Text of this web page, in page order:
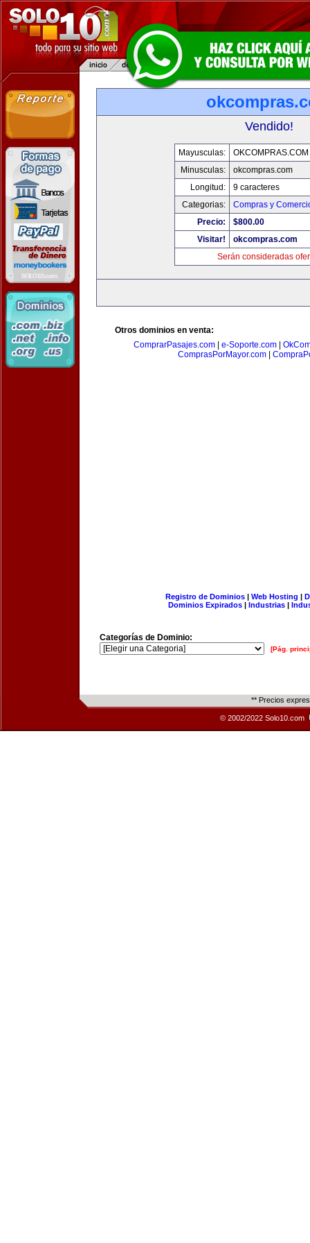
Vendido!
Mayusculas:
OKCOMPRAS.COM
Minusculas:
okcompras.com
Longitud:
9 caracteres
Categorias:
Compras y
Precio:
$800.00
Visitar!
okcompras.com
Serán consideradas
Otros dominios en venta:
ComprarPasajes.com
e-Soporte.com
ComprasPorMayor.com|
Registro de Dominios| Web Hosting |
Dominios Expirados | Industrias |
Categorías de Dominio:
[Pág.
** Precios
© 2002/2022 Solo10.com